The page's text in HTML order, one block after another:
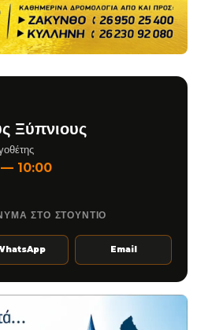
Ξύπνιους
10:00
ΣΤΟ ΣΤΟΥΝΤΙΟ
Email